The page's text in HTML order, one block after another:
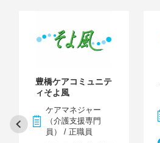
豊橋ケアコミュニテ
ィそよ風
ケアマネジャー
（介護支援専門
員） / 正職員